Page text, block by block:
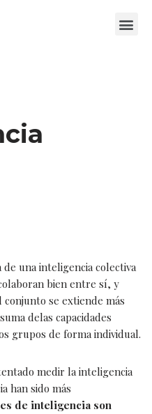
una inteligencia colectiva
bien entre sí, y
se extiende más
delas capacidades
grupos de forma individual.
medir la inteligencia
han sido más
de inteligencia son